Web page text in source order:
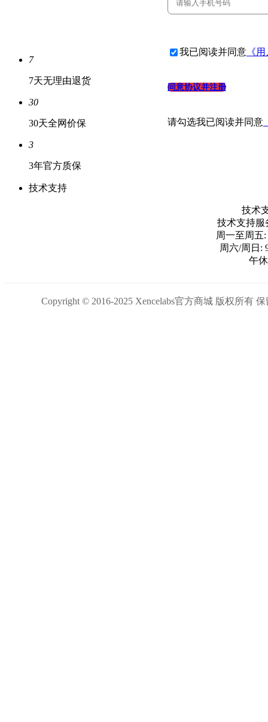
我已阅读并同意 《
同意协议并注册
请勾选我已阅读并同意
7
7天无理由退货
30
30天全网价保
3
3年官方质保
技术支持
技术
技术支持服
周一至周五:
周六/周日:
午
Copyright © 2016-2025 Xencelabs官方商城 版权所有